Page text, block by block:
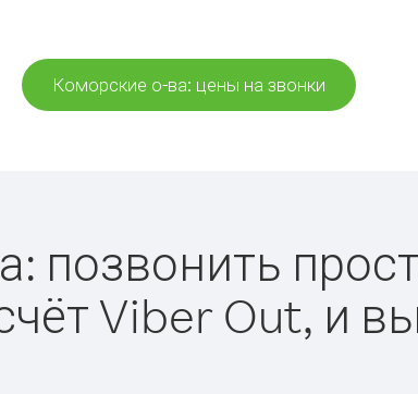
Коморские о-ва: цены на звонки
позвонить
Viber Out, и